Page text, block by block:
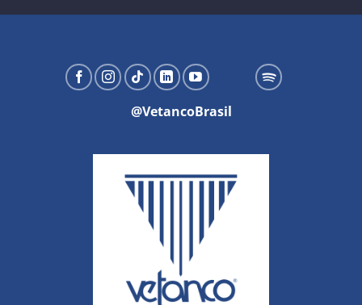
@VetancoBrasil